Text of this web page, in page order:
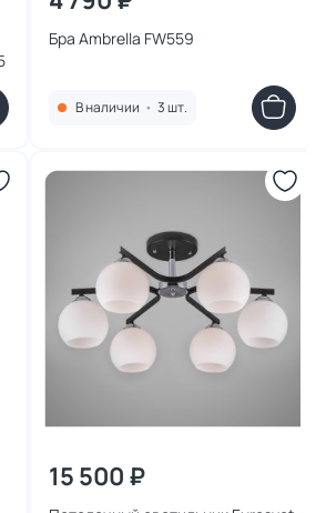
Бра Ambrella FW559
В наличии • 3 шт.
15 500 ₽